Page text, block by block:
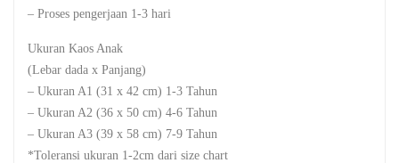
– Proses pengerjaan 1-3 hari
Ukuran Kaos Anak
(Lebar dada x Panjang)
– Ukuran A1 (31 x 42 cm) 1-3 Tahun
– Ukuran A2 (36 x 50 cm) 4-6 Tahun
– Ukuran A3 (39 x 58 cm) 7-9 Tahun
*Toleransi ukuran 1-2cm dari size chart